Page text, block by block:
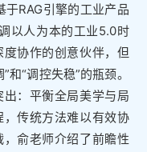
于RAG引擎的工业产品
以人为本的工业5.0时
协作的创意伙伴，但
“调控失稳”的瓶颈。
：平衡全局美学与局
传统方法难以有效协
俞老师介绍了前瞻性